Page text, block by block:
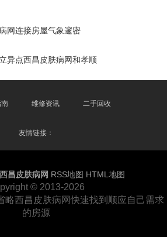
网连接房屋气象邃密
异点西昌皮肤病网和孝顺
南 维修资讯 二手回收
友情链接：
西昌皮肤病网 RSS地图 HTML地图
© 2013-2026
略西昌皮肤病网快速找到顺应自己需求
的房源